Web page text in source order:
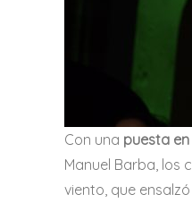
Con una puesta
Manuel Barba, los
viento, que